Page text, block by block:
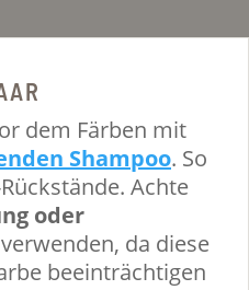
dem Färben mit
Shampoo. So
Achte
oder
da diese
beeinträchtigen